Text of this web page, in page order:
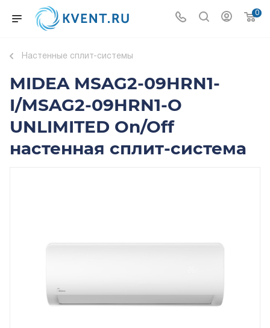
0
Настенные сплит-системы
MIDEA MSAG2-09HRN1-
I/MSAG2-09HRN1-O
UNLIMITED On/Off
настенная сплит-система